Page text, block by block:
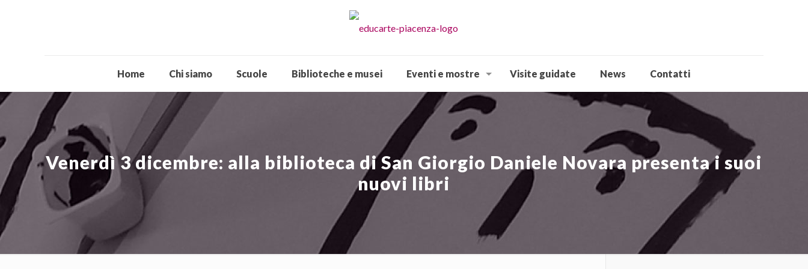
Home Chi siamo Scuole Biblioteche e musei Eventi e mostre Visite guidate News Contatti
Venerdì 3 dicembre: alla biblioteca di San Giorgio Daniele Novara presenta i suoi
nuovi libri